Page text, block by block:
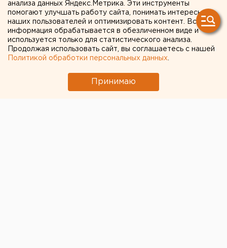
Не выходя из офиса: в
Екатеринбурге набирают
популярность выездные
тестирования на
коронавирус и антитела
анализа данных Яндекс.Метрика. Эти инструменты
помогают улучшать работу сайта, понимать интересы
наших пользователей и оптимизировать контент. Вся
информация обрабатывается в обезличенном виде и
используется только для статистического анализа.
Продолжая использовать сайт, вы соглашаетесь с нашей
Политикой обработки персональных данных
Принимаю